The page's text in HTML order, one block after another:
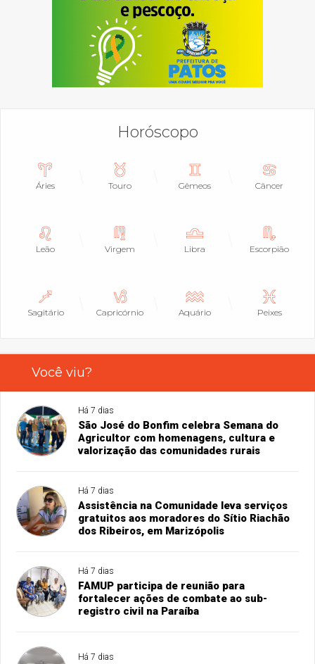
Horóscopo
Áries Touro Gêmeos Câncer
Leão Virgem Libra Escorpião
Sagitário Capricórnio Aquário Peixes
Você viu?
Há 7 dias
São José do Bonfim celebra Semana do
Agricultor com homenagens, cultura e
valorização das comunidades rurais
Há 7 dias
Assistência na Comunidade leva serviços
gratuitos aos moradores do Sítio Riachão
dos Ribeiros, em Marizópolis
Há 7 dias
FAMUP participa de reunião para
fortalecer ações de combate ao sub-
registro civil na Paraíba
Há 7 dias